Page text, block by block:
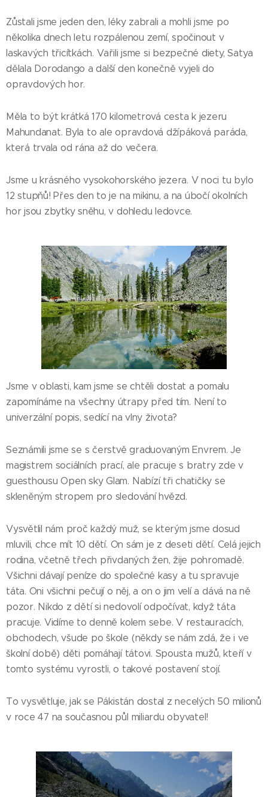
Zůstali jsme jeden den, léky zabrali a mohli jsme po
několika dnech letu rozpálenou zemí, spočinout v
laskavých třicítkách. Vařili jsme si bezpečné diety, Satya
dělala Dorodango a další den konečně vyjeli do
opravdových hor.
Měla to být krátká 170 kilometrová cesta k jezeru
Mahundanat. Byla to ale opravdová džípáková paráda,
která trvala od rána až do večera.
Jsme u krásného vysokohorského jezera. V noci tu bylo
12 stupňů! Přes den to je na mikinu, a na úbočí okolních
hor jsou zbytky sněhu, v dohledu ledovce.
Jsme v oblasti, kam jsme se chtěli dostat a pomalu
zapomínáme na všechny útrapy před tím. Není to
univerzální popis, sedící na vlny života?
Seznámili jsme se s čerstvě graduovaným Envrem. Je
magistrem sociálních prací, ale pracuje s bratry zde v
guesthousu Open sky Glam. Nabízí tři chatičky se
skleněným stropem pro sledování hvězd.
Vysvětlil nám proč každý muž, se kterým jsme dosud
mluvili, chce mít 10 dětí. On sám je z deseti dětí. Celá jejich
rodina, včetně třech přivdaných žen, žije pohromadě.
Všichni dávají peníze do společné kasy a tu spravuje
táta. Oni všichni pečují o něj, a on o jim velí a dává na ně
pozor. Nikdo z dětí si nedovolí odpočívat, když táta
pracuje. Vidíme to denně kolem sebe. V restauracích,
obchodech, všude po škole (někdy se nám zdá, že i ve
školní době) děti pomáhají tátovi. Spousta mužů, kteří v
tomto systému vyrostli, o takové postavení stojí.
To vysvětluje, jak se Pákistán dostal z necelých 50 milionů
v roce 47 na současnou půl miliardu obyvatel!